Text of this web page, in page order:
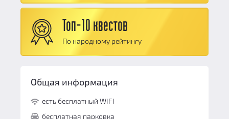
Персонал и безопасность:
Общий балл:
Топ-10 квестов
По народному рейтингу
Общая информация
есть бесплатный WIFI
бесплатная парковка